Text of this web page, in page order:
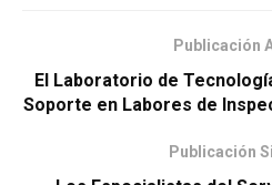
Publicación
El Laboratorio de
Soporte en Labores de
Publicación